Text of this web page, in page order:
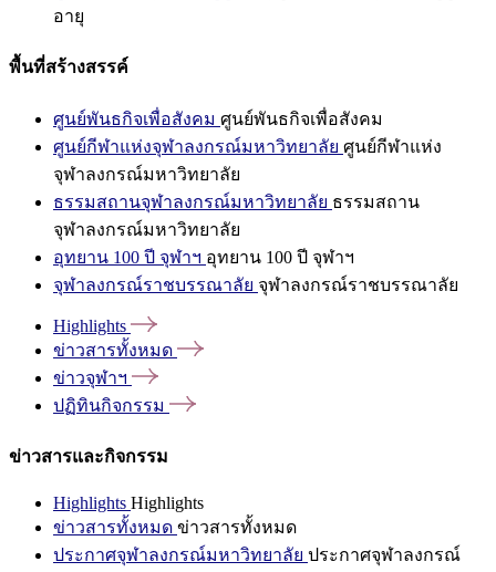
อายุ
พื้นที่สร้างสรรค์
ศูนย์พันธกิจเพื่อสังคม ศูนย์พันธกิจเพื่อสังคม
ศูนย์กีฬาแห่งจุฬาลงกรณ์มหาวิทยาลัย ศูนย์กีฬาแห่ง
จุฬาลงกรณ์มหาวิทยาลัย
ธรรมสถานจุฬาลงกรณ์มหาวิทยาลัย ธรรมสถาน
จุฬาลงกรณ์มหาวิทยาลัย
อุทยาน 100 ปี จุฬาฯ อุทยาน 100 ปี จุฬาฯ
จุฬาลงกรณ์ราชบรรณาลัย จุฬาลงกรณ์ราชบรรณาลัย
Highlights
ข่าวสารทั้งหมด
ข่าวจุฬาฯ
ปฏิทินกิจกรรม
ข่าวสารและกิจกรรม
Highlights Highlights
ข่าวสารทั้งหมด ข่าวสารทั้งหมด
ประกาศจุฬาลงกรณ์มหาวิทยาลัย ประกาศจุฬาลงกรณ์